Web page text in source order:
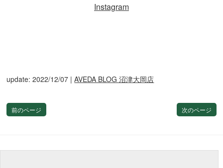
Instagram
update: 2022/12/07 |AVEDA BLOG 沼津大岡店
前のページ 次のページ